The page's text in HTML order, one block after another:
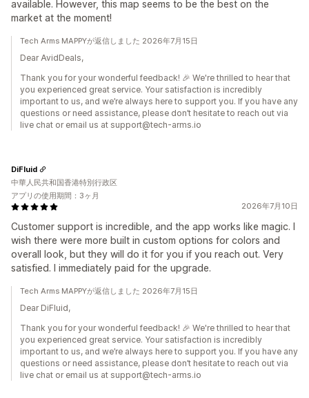
available. However, this map seems to be the best on the
market at the moment!
Tech Arms MAPPYが返信しました 2026年7月15日
Dear AvidDeals,
Thank you for your wonderful feedback! 🎉 We're thrilled to hear that
you experienced great service. Your satisfaction is incredibly
important to us, and we’re always here to support you. If you have any
questions or need assistance, please don’t hesitate to reach out via
live chat or email us at support@tech-arms.io
2026年7月10日
Customer support is incredible, and the app works like magic. I
wish there were more built in custom options for colors and
overall look, but they will do it for you if you reach out. Very
satisfied. I immediately paid for the upgrade.
DiFluid
中華人民共和国香港特別行政区
アプリの使用期間：3ヶ月
Tech Arms MAPPYが返信しました 2026年7月15日
Dear DiFluid,
Thank you for your wonderful feedback! 🎉 We're thrilled to hear that
you experienced great service. Your satisfaction is incredibly
important to us, and we’re always here to support you. If you have any
questions or need assistance, please don’t hesitate to reach out via
live chat or email us at support@tech-arms.io